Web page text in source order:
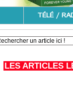
TÉLÉ /
LES ARTICLES